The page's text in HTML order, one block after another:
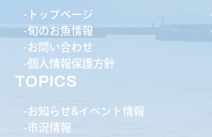
トップページ
旬のお魚情報
お問い合わせ
個人情報保護方針
TOPICS
お知らせ&イベント情報
市況情報